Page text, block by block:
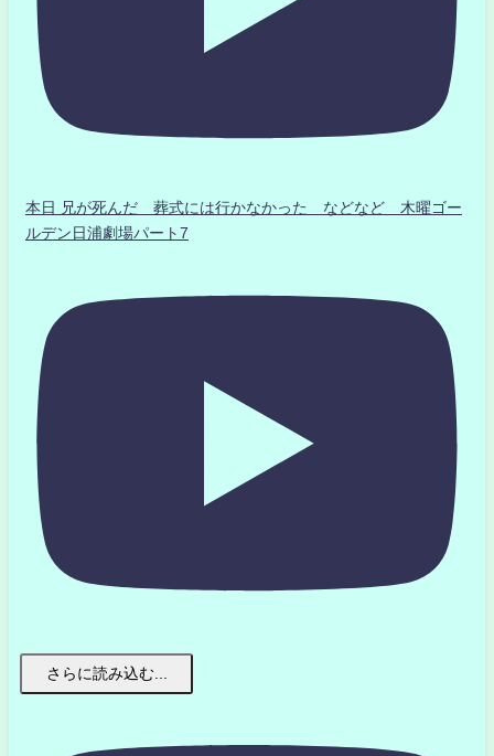
本日 兄が死んだ 葬式には行かなかった などなど 木曜ゴー
ルデン日浦劇場パート7
さらに読み込む...